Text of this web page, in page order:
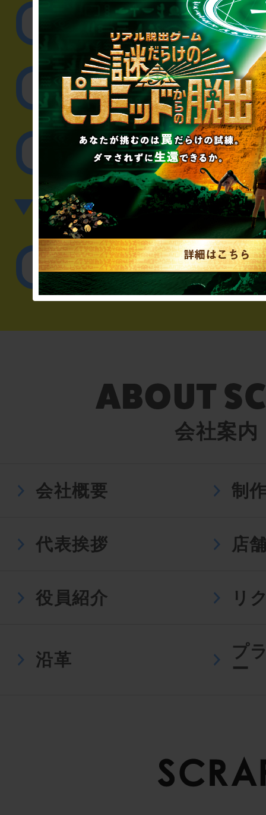
リアル脱出ゲーム制作
取材に関するお
その他のご相談／
▼英語、中国語でのお問
English／
会社案内
会社概要 制
代表挨拶 店
役員紹介 リ
沿革
プ
ー